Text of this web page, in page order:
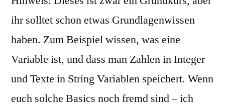
ihr solltet schon etwas Grundlagenwissen
haben. Zum Beispiel wissen, was eine
Variable ist, und dass man Zahlen in Integer
und Texte in String Variablen speichert. Wenn
euch solche Basics noch fremd sind – ich